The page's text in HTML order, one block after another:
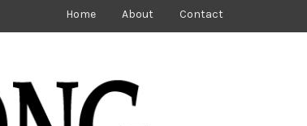
Home About Contact